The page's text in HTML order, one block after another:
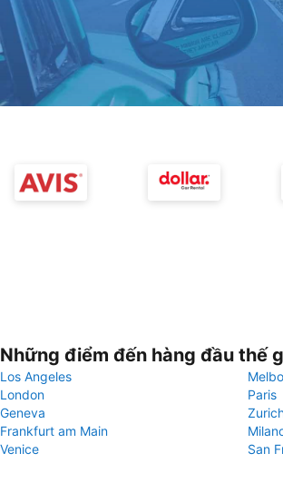
Những điểm đến hàng đầu thế
Los Angeles
London
Paris
Geneva
Frankfurt am Main
Venice
San